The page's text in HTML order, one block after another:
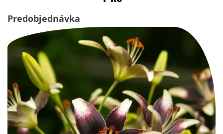
Predobjednávka